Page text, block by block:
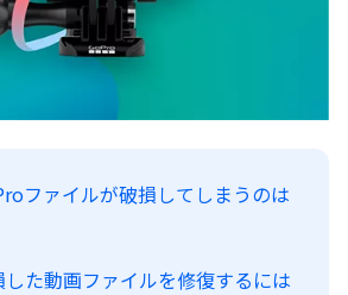
ファイルが破損してしまうのは
た動画ファイルを修復するには